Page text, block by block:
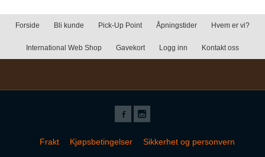
Forside Bli kunde Pick-Up Point Åpningstider Hvem er vi?
International Web Shop Gavekort Logg inn Kontakt oss
Frakt Kjøpsbetingelser Sikkerhet og personvern